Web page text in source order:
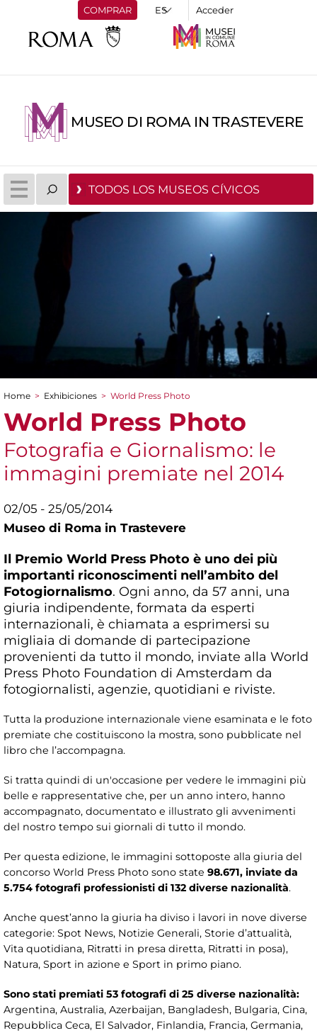
COMPRAR Acceder
MUSEO DI ROMA IN TRASTEVERE
TODOS LOS MUSEOS CÍVICOS
You are here
Home > Exhibiciones > World Press Photo
World Press Photo
Fotografia e Giornalismo: le
immagini premiate nel 2014
02/05 - 25/05/2014
Museo di Roma in Trastevere
Il Premio World Press Photo è uno dei più
importanti riconoscimenti nell’ambito del
Fotogiornalismo. Ogni anno, da 57 anni, una
giuria indipendente, formata da esperti
internazionali, è chiamata a esprimersi su
migliaia di domande di partecipazione
provenienti da tutto il mondo, inviate alla World
Press Photo Foundation di Amsterdam da
fotogiornalisti, agenzie, quotidiani e riviste.
Tutta la produzione internazionale viene esaminata e le foto
premiate che costituiscono la mostra, sono pubblicate nel
libro che l’accompagna.
Si tratta quindi di un'occasione per vedere le immagini più
belle e rappresentative che, per un anno intero, hanno
accompagnato, documentato e illustrato gli avvenimenti
del nostro tempo sui giornali di tutto il mondo.
Per questa edizione, le immagini sottoposte alla giuria del
concorso World Press Photo sono state 98.671, inviate da
5.754 fotografi professionisti di 132 diverse nazionalità.
Anche quest’anno la giuria ha diviso i lavori in nove diverse
categorie: Spot News, Notizie Generali, Storie d’attualità,
Vita quotidiana, Ritratti in presa diretta, Ritratti in posa),
Natura, Sport in azione e Sport in primo piano.
Sono stati premiati 53 fotografi di 25 diverse nazionalità:
Argentina, Australia, Azerbaijan, Bangladesh, Bulgaria, Cina,
Repubblica Ceca, El Salvador, Finlandia, Francia, Germania,